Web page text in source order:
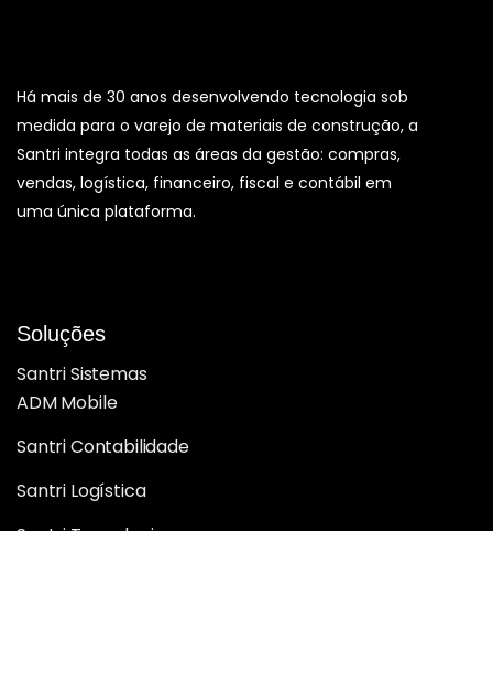
Há mais de 30 anos desenvolvendo tecnologia sob
medida para o varejo de materiais de construção, a
Santri integra todas as áreas da gestão: compras,
vendas, logística, financeiro, fiscal e contábil em
uma única plataforma.
Soluções
Santri Sistemas
ADM Mobile
Santri Contabilidade
Santri Logística
Santri Tecnologia